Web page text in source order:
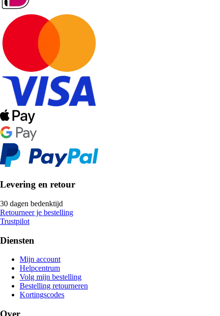
Levering en retour
30 dagen bedenktijd
Retourneer je bestelling
Trustpilot
Diensten
Mijn account
Helpcentrum
Volg mijn bestelling
Bestelling retourneren
Kortingscodes
Over